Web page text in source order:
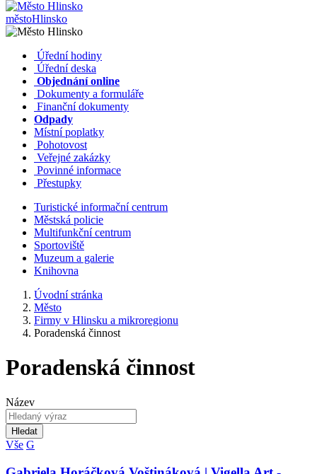
městoHlinsko
Úřední hodiny
Úřední deska
Objednání online
Dokumenty a formuláře
Finanční dokumenty
Odpady
Místní poplatky
Pohotovost
Veřejné zakázky
Povinné informace
Přestupky
Turistické informační centrum
Městská policie
Multifunkční centrum
Sportoviště
Muzeum a galerie
Knihovna
Úvodní stránka
Město
Firmy v Hlinsku a mikroregionu
Poradenská činnost
Poradenská činnost
Název
Hledat
Vše G